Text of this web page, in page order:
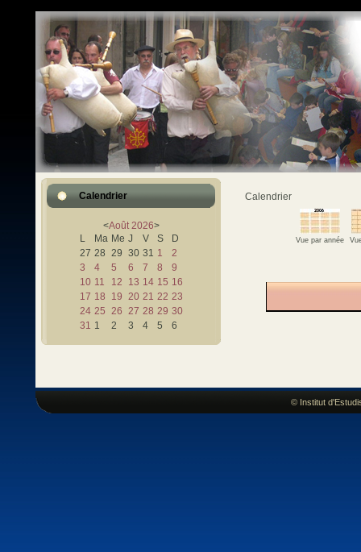
Calendrier
<Août 2026>
L
Ma Me J V S
D
27 28 29 30 31 1
2
3
4 5 6 7 8
9
10 11 12 13 14 15 16
17 18 19 20 21 22 23
24 25 26 27 28 29 30
31 1 2 3 4 5 6
Calendrier
Vue par année
© Institut